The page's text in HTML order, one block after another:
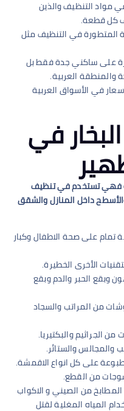
مواد التنظيف والذين
كل قطعة.
المتطورة في التنظيف مثل
على ساكني جدة فقط بل
العربية.
في الأسواق العربية
في
فهي تستخدم في تنظيف
داخل المنازل والشقق
تمام على صحة الاطفال وكبار
الأخرى الخطيرة.
وبقع الحبر والدم وبقع
من المراتب والسجاد
الجراثيم والبكتيريا.
والستائر.
على كل انواع الاقمشة.
من القطع.
من الصيني و الاكواب
المياه المغلية لقتل